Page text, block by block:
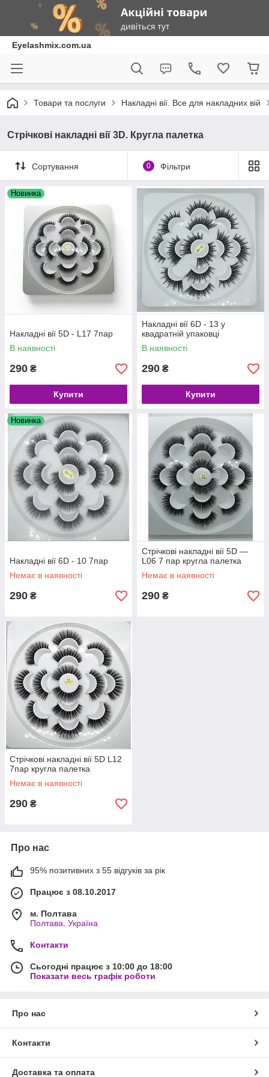
Eyelashmix.com.ua
Товари та послуги Накладні вії. Все для накладних вій
Стрічкові накладні вії 3D. Кругла палетка
Сортування 0 Фільтри
Новинка
Накладні вії 5D - L17 7пар
В наявності
290 ₴
Купити
Накладні вії 6D - 13 у
квадратній упаковці
В наявності
290 ₴
Купити
Новинка
Накладні вії 6D - 10 7пар
Немає в наявності
290 ₴
Стрічкові накладні вії 5D —
L06 7 пар кругла палетка
Немає в наявності
290 ₴
Стрічкові накладні вії 5D L12
7пар кругла палетка
Немає в наявності
290 ₴
Про нас
95% позитивних з 55 відгуків за рік
Працює з 08.10.2017
м. Полтава
Полтава, Україна
Контакти
Сьогодні працює з 10:00 до 18:00
Показати весь графік роботи
Про нас
Контакти
Доставка та оплата